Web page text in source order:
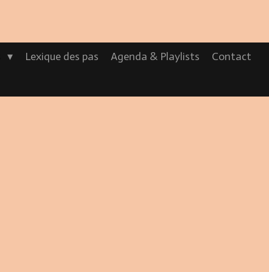
Lexique des pas Agenda & Playlists Contact